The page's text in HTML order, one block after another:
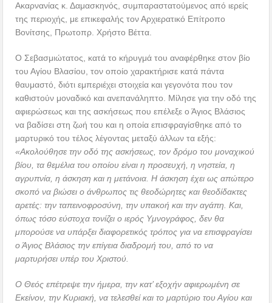
Ακαρνανίας κ. Δαμασκηνός, συμπαραστατούμενος από ιερείς
της περιοχής, με επικεφαλής τον Αρχιερατικό Επίτροπο
Βονίτσης, Πρωτοπρ. Χρήστο Βέττα.
Ο Σεβασμιώτατος, κατά το κήρυγμά του αναφέρθηκε στον βίο
του Αγίου Βλασίου, τον οποίο χαρακτήρισε κατά πάντα
θαυμαστό, διότι εμπεριέχει στοιχεία και γεγονότα που τον
καθιστούν μοναδικό και ανεπανάληπτο. Μίλησε για την οδό της
αφιερώσεως και της ασκήσεως που επέλεξε ο Άγιος Βλάσιος
να βαδίσει στη ζωή του και η οποία επισφραγίσθηκε από το
μαρτυρικό του τέλος λέγοντας μεταξύ άλλων τα εξής:
«Ακολούθησε την οδό της ασκήσεως, τον δρόμο του μοναχικού
βίου, τα θεμέλια του οποίου είναι η προσευχή, η νηστεία, η
αγρυπνία, η άσκηση και η μετάνοια. Η άσκηση έχει ως απώτερο
σκοπό να βιώσει ο άνθρωπος τις θεοδώρητες και θεοδίδακτες
αρετές: την ταπεινοφροσύνη, την υπακοή και την αγάπη. Και,
όπως τόσο εύστοχα τονίζει ο ιερός Υμνογράφος, δεν θα
μπορούσε να υπάρξει διαφορετικός τρόπος για να επισφραγίσει
ο Άγιος Βλάσιος την επίγεια διαδρομή του, από το να
μαρτυρήσει υπέρ του Χριστού.
Ο Θεός επέτρεψε την ήμερα, την κατ’ εξοχήν αφιερωμένη σε
Εκείνον, την Κυριακή, να τελεσθεί και το μαρτύριο του Αγίου και